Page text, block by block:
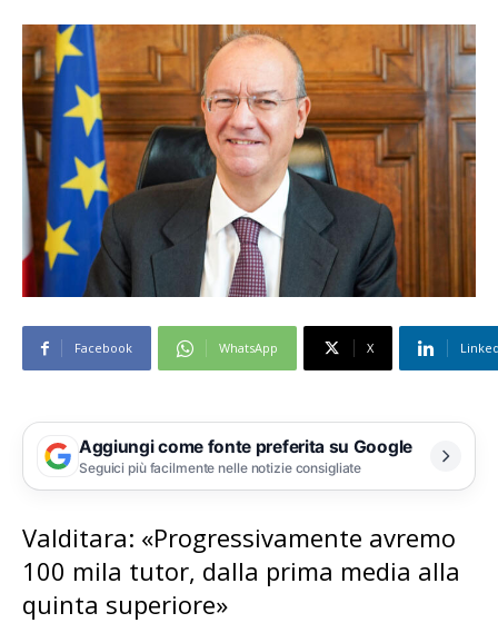
Facebook WhatsApp X
Aggiungi come fonte preferita su Google
Seguici più facilmente nelle notizie consigliate
Valditara: «Progressivamente avremo
100 mila tutor, dalla prima media alla
quinta superiore»